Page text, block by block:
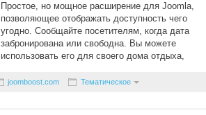
Простое, но мощное расширение для Joomla,
позволяющее отображать доступность чего
угодно. Сообщайте посетителям, когда дата
забронирована или свободна. Вы можете
использовать его для своего дома отдыха,
joomboost.com Тематическое